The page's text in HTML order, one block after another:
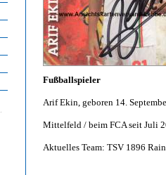
Fußballspieler
Arif Ekin, geboren 14.
Mittelfeld / beim FCA seit Juli
Aktuelles Team: TSV 1896